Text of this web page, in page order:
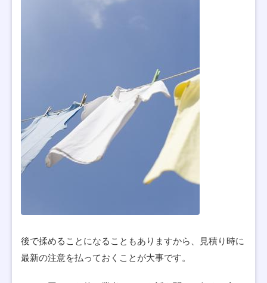
後で揉めることになることもありますから、見積り時に
最新の注意を払っておくことが大事です。